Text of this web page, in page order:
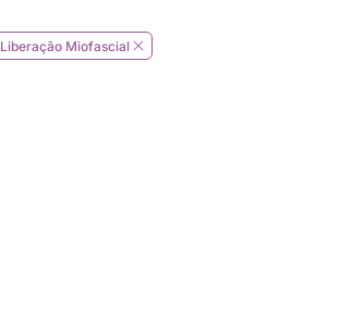
Liberação Miofascial